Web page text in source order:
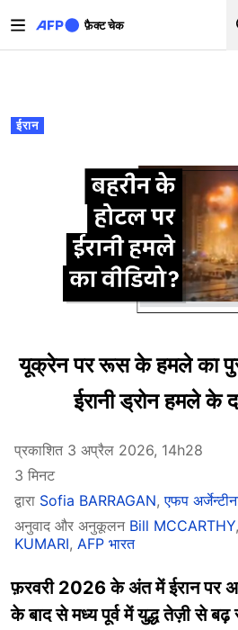
फ़ैक्ट चेक
प्राथमिक टैब्स
ईरान
यूक्रेन पर रूस के हमले का
ईरानी ड्रोन हमले के
प्रकाशित 3 अप्रैल 2026, 14h28
3 मिनट
द्वारा Sofia BARRAGAN,एफप
अनुवाद और अनुकूलन Bill MCCARTHY,
KUMARI, AFP भारत
फ़रवरी 2026 के अंत में ईरान पर
के बाद से मध्य पूर्व में युद्ध तेज़ी से